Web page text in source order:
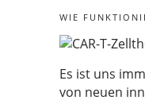
WIE
Es ist uns
von neuen